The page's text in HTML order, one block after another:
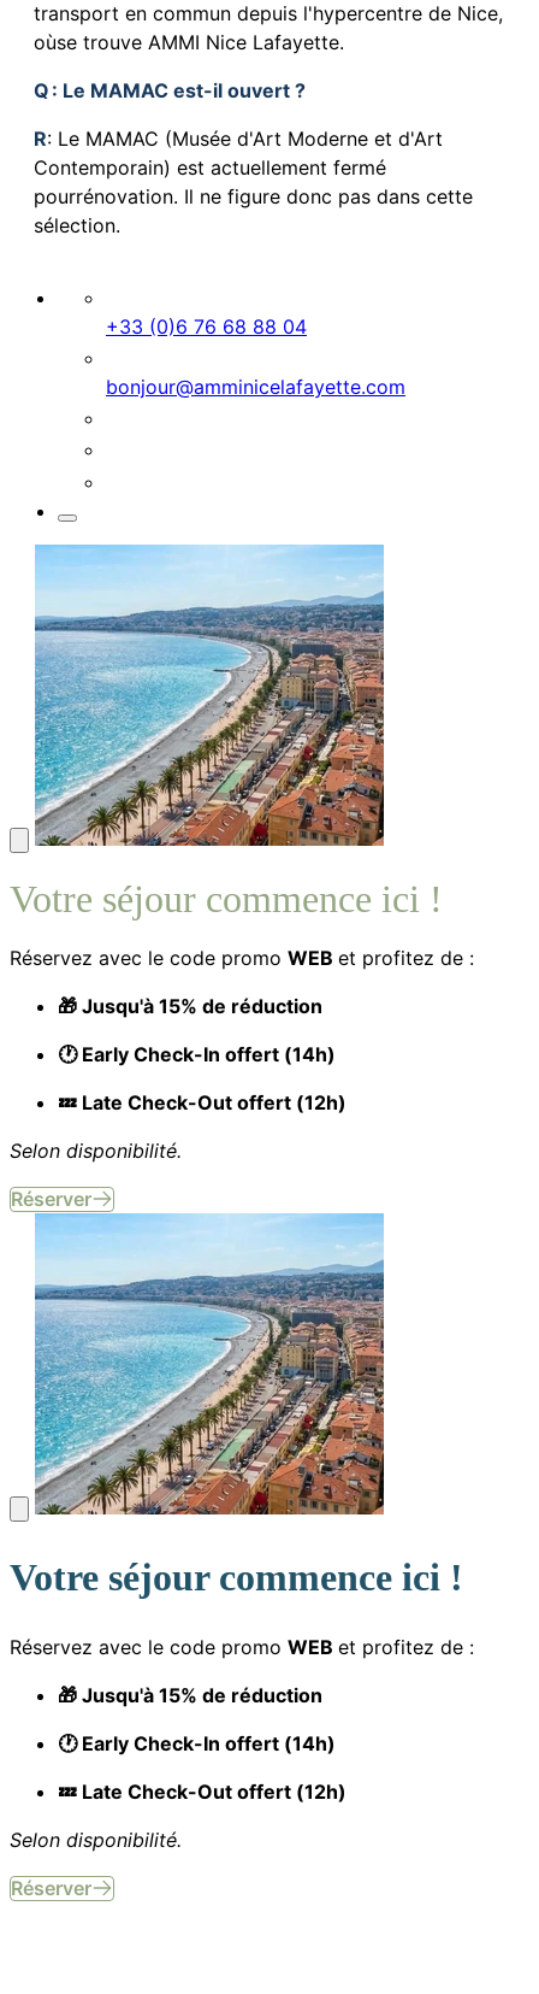
transport en commun depuis l'hypercentre de Nice,
oùse trouve AMMI Nice Lafayette.
Q : Le MAMAC est-il ouvert ?
R: Le MAMAC (Musée d'Art Moderne et d'Art
Contemporain) est actuellement fermé
pourrénovation. Il ne figure donc pas dans cette
sélection.
+33 (0)6 76 68 88 04
bonjour@amminicelafayette.com
Votre séjour commence ici !
Réservez avec le code promo WEB et profitez de :
🎁 Jusqu'à 15% de réduction
🕐 Early Check-In offert (14h)
💤 Late Check-Out offert (12h)
Selon disponibilité.
Réserver
Votre séjour commence ici !
Réservez avec le code promo WEB et profitez de :
🎁 Jusqu'à 15% de réduction
🕐 Early Check-In offert (14h)
💤 Late Check-Out offert (12h)
Selon disponibilité.
Réserver